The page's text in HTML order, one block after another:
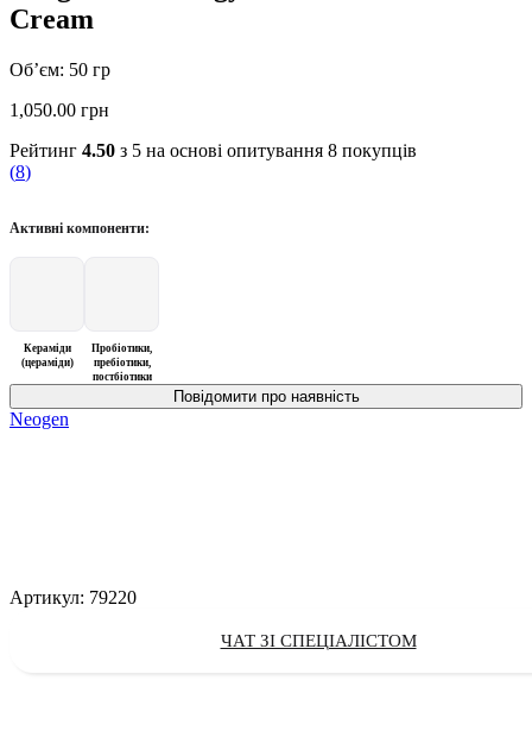
Cream
Об’єм: 50 гр
1,050.00 грн
Рейтинг 4.50 з 5 на основі опитування 8 покупців
(8)
Активні компоненти:
Кераміди
(цераміди)
Пробіотики,
пребіотики,
постбіотики
Neogen
Артикул: 79220
ЧАТ ЗІ СПЕЦІАЛІСТОМ